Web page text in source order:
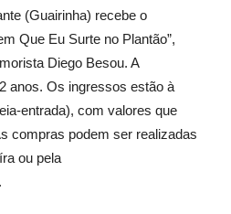
(Guairinha) recebe o
Que Eu Surte no Plantão”,
Diego Besou. A
anos. Os ingressos estão à
entrada), com valores que
compras podem ser realizadas
ou pela
.